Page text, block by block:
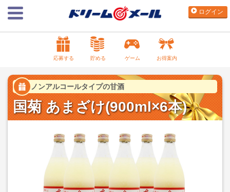
ログイン
応募する 貯める ゲーム お得案内
ノンアルコールタイプの甘酒
国菊 あまざけ(900ml×6本)